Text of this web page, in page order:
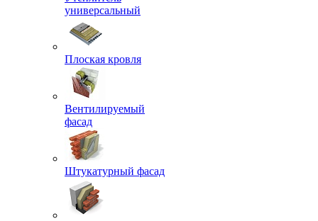
универсальный
Плоская кровля
Вентилируемый
фасад
Штукатурный фасад